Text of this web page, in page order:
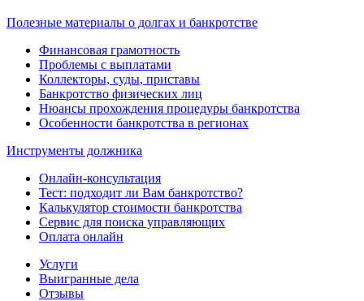
Полезные материалы о долгах и банкротстве
Финансовая грамотность
Проблемы с выплатами
Коллекторы, суды, приставы
Банкротство физических лиц
Нюансы прохождения процедуры банкротства
Особенности банкротства в регионах
Инструменты должника
Онлайн-консультация
Тест: подходит ли Вам банкротство?
Калькулятор стоимости банкротства
Сервис для поиска управляющих
Оплата онлайн
Услуги
Выигранные дела
Отзывы